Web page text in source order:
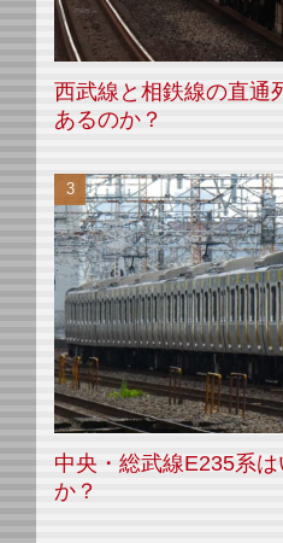
西武線と相鉄線の直通
あるのか？
中央・総武線E235系
か？